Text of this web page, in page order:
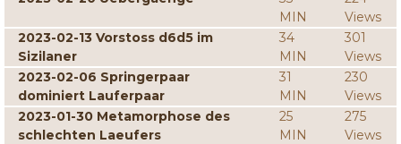
MIN
Views
2023-02-13 Vorstoss d6d5 im
Sizilaner
34
MIN
301
Views
2023-02-06 Springerpaar
dominiert Lauferpaar
31
MIN
230
Views
2023-01-30 Metamorphose des
schlechten Laeufers
25
MIN
275
Views